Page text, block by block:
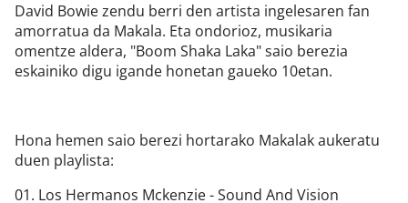
David Bowie zendu berri den artista ingelesaren fan
amorratua da Makala. Eta ondorioz, musikaria
omentze aldera, "Boom Shaka Laka" saio berezia
eskainiko digu igande honetan gaueko 10etan.
Hona hemen saio berezi hortarako Makalak aukeratu
duen playlista:
01. Los Hermanos Mckenzie - Sound And Vision